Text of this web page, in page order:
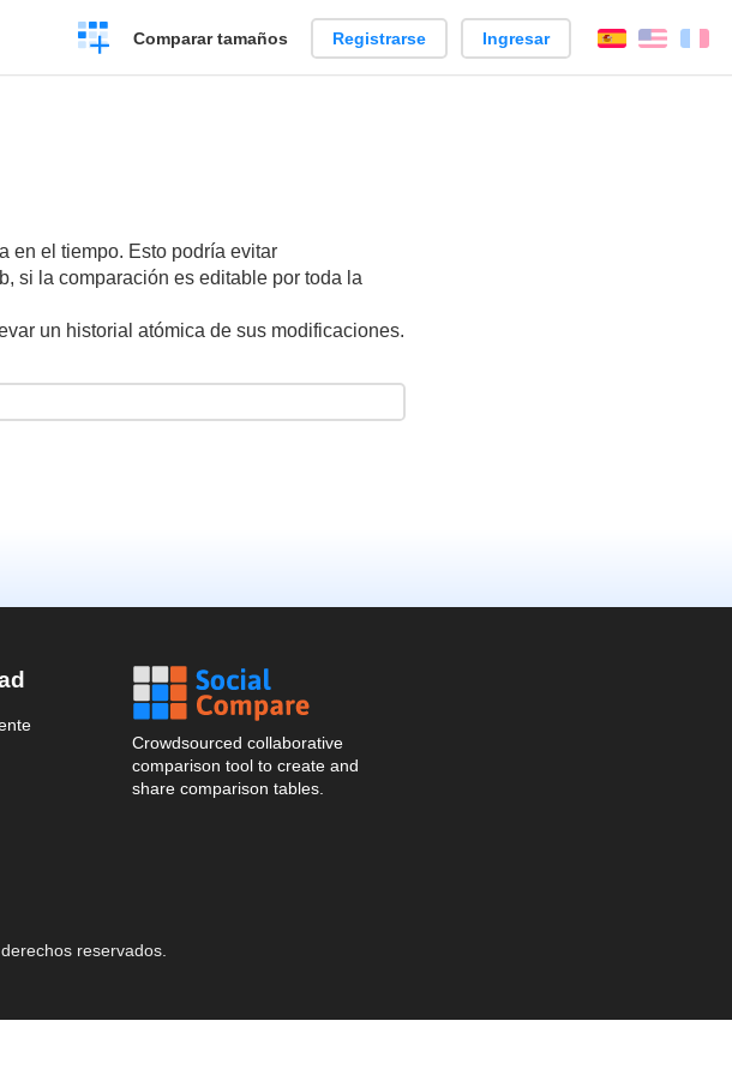
Crear
una
Comparar tamaños Registrarse Ingresar EspañolEnglish
en el tiempo. Esto podría evitar
si la comparación es editable por toda la
un historial atómica de sus modificaciones.
Crowdsourced collaborative
comparison tool to create and
share comparison tables.
reservados.